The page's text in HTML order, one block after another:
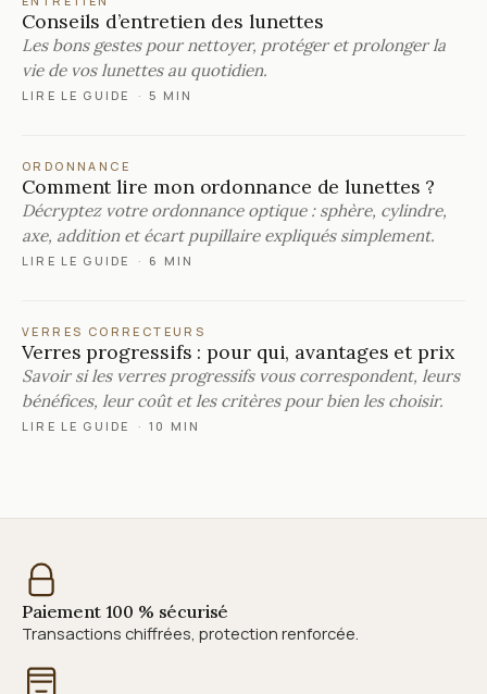
Conseils d’entretien des lunettes
Les bons gestes pour nettoyer, protéger et prolonger la
vie de vos lunettes au quotidien.
LIRE LE GUIDE · 5 MIN
ORDONNANCE
Comment lire mon ordonnance de lunettes ?
Décryptez votre ordonnance optique : sphère, cylindre,
axe, addition et écart pupillaire expliqués simplement.
LIRE LE GUIDE · 6 MIN
VERRES CORRECTEURS
Verres progressifs : pour qui, avantages et prix
Savoir si les verres progressifs vous correspondent, leurs
bénéfices, leur coût et les critères pour bien les choisir.
LIRE LE GUIDE · 10 MIN
Paiement 100 % sécurisé
Transactions chiffrées, protection renforcée.